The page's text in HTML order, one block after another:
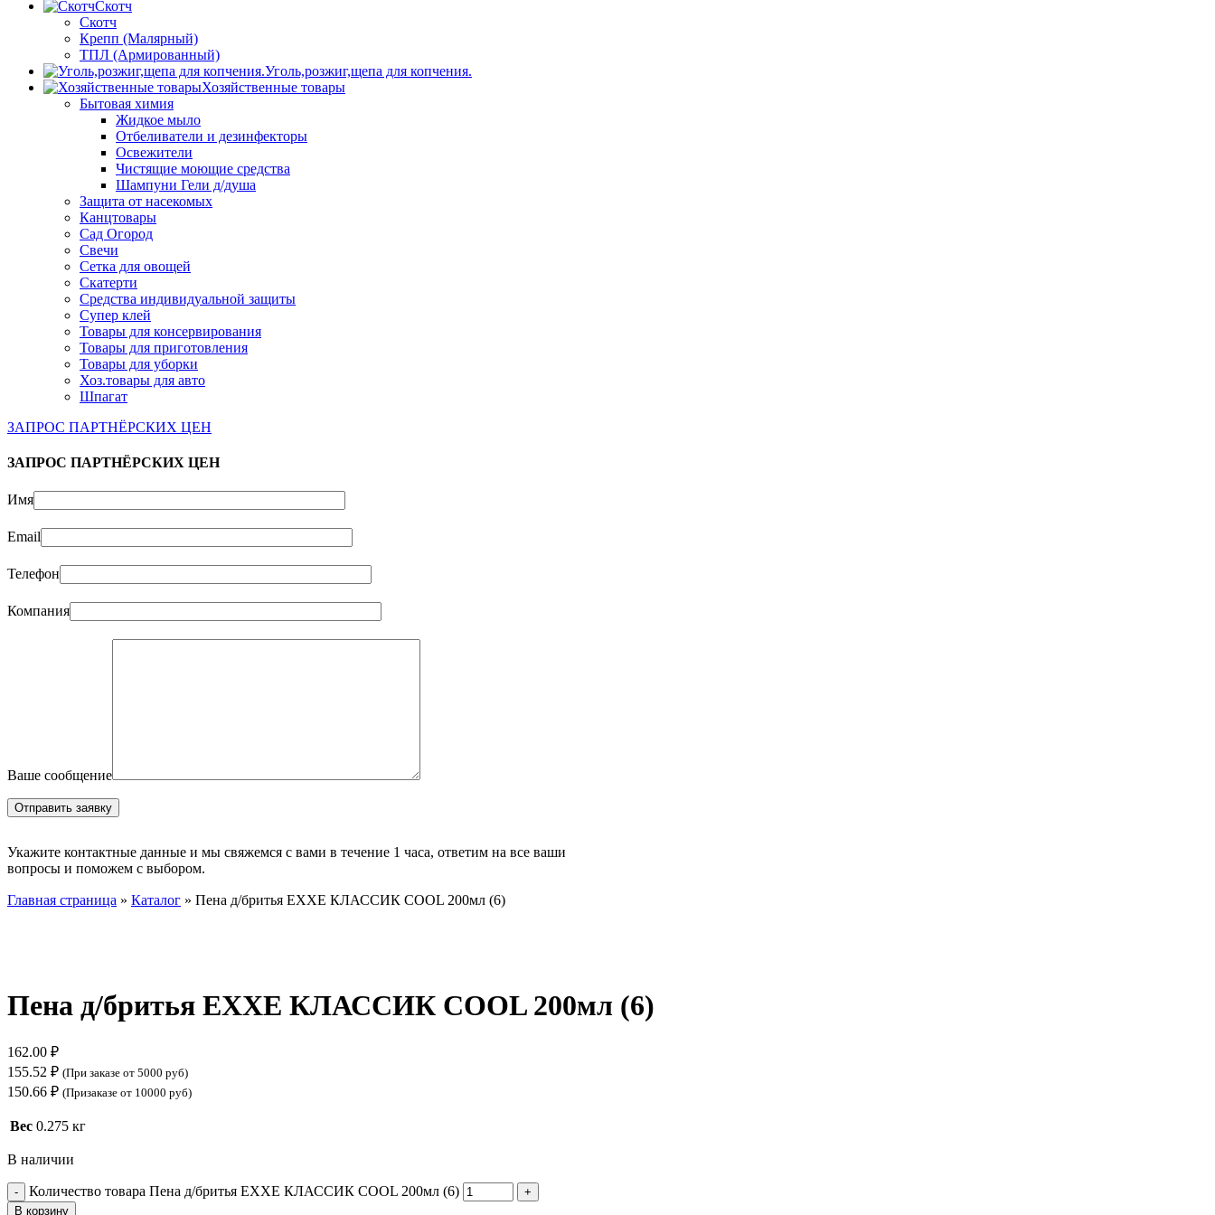
Скотч
Скотч
Крепп (Малярный)
ТПЛ (Армированный)
Уголь,розжиг,щепа для копчения.
Хозяйственные товары
Бытовая химия
Жидкое мыло
Отбеливатели и дезинфекторы
Освежители
Чистящие моющие средства
Шампуни Гели д/душа
Защита от насекомых
Канцтовары
Сад Огород
Свечи
Сетка для овощей
Скатерти
Средства индивидуальной защиты
Супер клей
Товары для консервирования
Товары для приготовления
Товары для уборки
Хоз.товары для авто
Шпагат
ЗАПРОС ПАРТНЁРСКИХ ЦЕН
ЗАПРОС ПАРТНЁРСКИХ ЦЕН
Имя
Email
Телефон
Компания
Ваше сообщение
Укажите контактные данные и мы свяжемся с вами в течение 1 часа, ответим на все ваши
вопросы и поможем с выбором.
Главная страница » Каталог » Пена д/бритья EXXE КЛАССИК COOL 200мл (6)
Пена д/бритья EXXE КЛАССИК COOL 200мл (6)
162.00 ₽
155.52 ₽ (При заказе от 5000 руб)
150.66 ₽ (Призаказе от 10000 руб)
Вес 0.275 кг
В наличии
Количество товара Пена д/бритья EXXE КЛАССИК COOL 200мл (6)
В корзину